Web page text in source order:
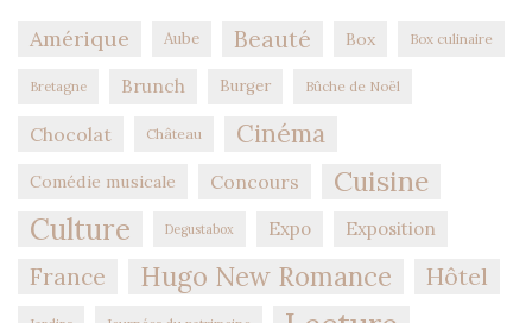
Amérique Aube Beauté Box Box culinaire
Bretagne Brunch Burger Bûche de Noël
Chocolat Château Cinéma
Comédie musicale Concours Cuisine
Culture Degustabox Expo Exposition
France Hugo New Romance Hôtel